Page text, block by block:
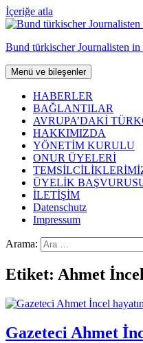
İçeriğe atla
Bund türkischer Journalisten in
Menü ve bileşenler
HABERLER
BAĞLANTILAR
AVRUPA’DAKİ
HAKKIMIZDA
YÖNETİM KURULU
ONUR ÜYELERİ
ÜYELİK
İLETİŞİM
Datenschutz
Impressum
Arama:
Etiket: Ahmet İncel
Gazeteci Ahmet